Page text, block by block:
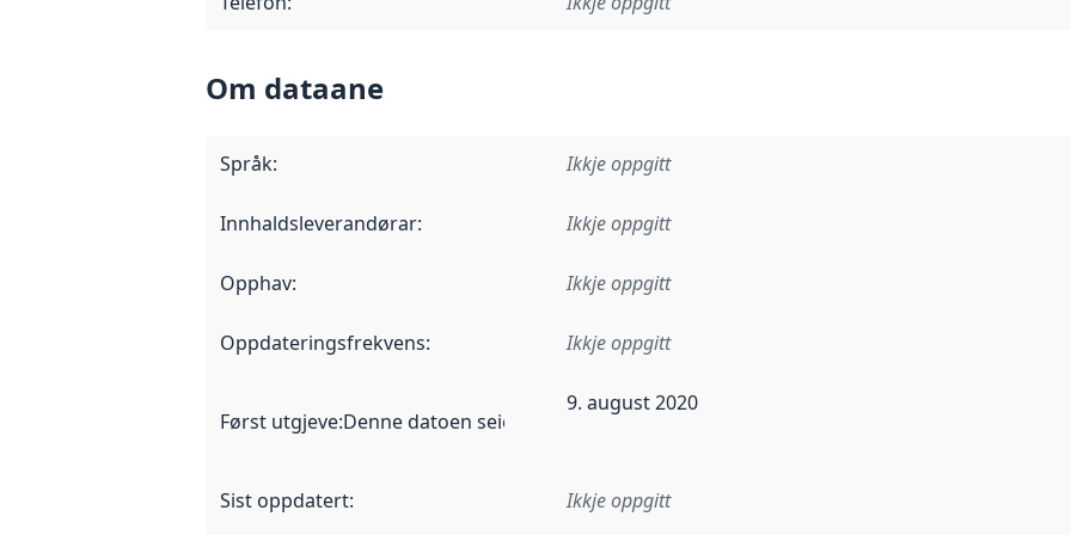
Om dataane
Språk: Ikkje oppgitt
Innhaldsleverandørar: Ikkje oppgitt
Opphav: Ikkje oppgitt
Oppdateringsfrekvens: Ikkje oppgitt
Først utgjeve:Denne datoen seier når dataa i dette datasettet først blei utgitt. Det kan ha
9. august 2020
Sist oppdatert: Ikkje oppgitt